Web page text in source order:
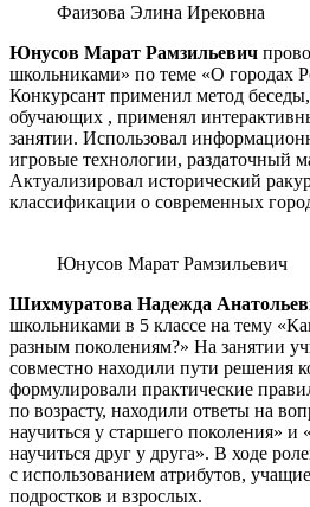
Фаизова Элина Ирековна
Юнусов Марат Рамзильевич
школьниками» по теме «О городах
Конкурсант применил метод
обучающих , применял
занятии. Использовал
игровые технологии, раздаточный
Актуализировал исторический
классификации о современных
Юнусов Марат Рамзильевич
Шихмуратова Надежда
школьниками в 5 классе на тему
разным поколениям?» На занятии
совместно находили пути решения
формулировали практические
по возрасту, находили ответы на
научиться у старшего поколения»
научиться друг у друга». В ходе
с использованием атрибутов,
подростков и взрослых.